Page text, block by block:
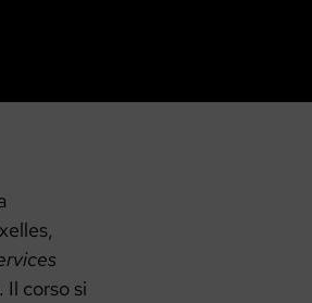
corso si